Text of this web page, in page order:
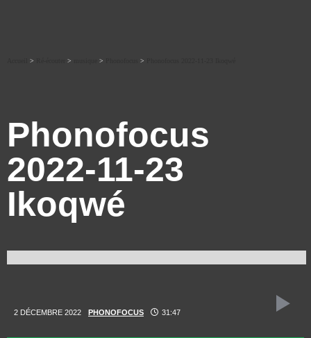
> > > >
Phonofocus
2022-11-23
Ikoqwé
2 DÉCEMBRE 2022 PHONOFOCUS 31:47